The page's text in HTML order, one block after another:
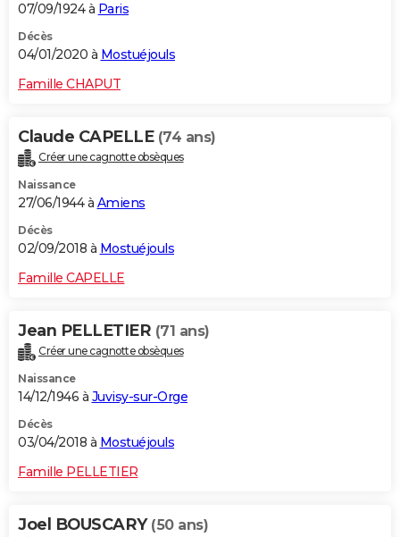
07/09/1924 à Paris
Décès
04/01/2020 à Mostuéjouls
Famille CHAPUT
Claude CAPELLE (74 ans)
Créer une cagnotte obsèques
Naissance
27/06/1944 à Amiens
Décès
02/09/2018 à Mostuéjouls
Famille CAPELLE
Jean PELLETIER (71 ans)
Créer une cagnotte obsèques
Naissance
14/12/1946 à Juvisy-sur-Orge
Décès
03/04/2018 à Mostuéjouls
Famille PELLETIER
Joel BOUSCARY (50 ans)